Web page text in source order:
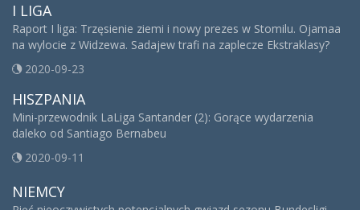
I LIGA
Raport I liga: Trzęsienie ziemi i nowy prezes w Stomilu. Ojamaa
na wylocie z Widzewa. Sadajew trafi na zaplecze Ekstraklasy?
2020-09-23
HISZPANIA
Mini-przewodnik LaLiga Santander (2): Gorące wydarzenia
daleko od Santiago Bernabeu
2020-09-11
NIEMCY